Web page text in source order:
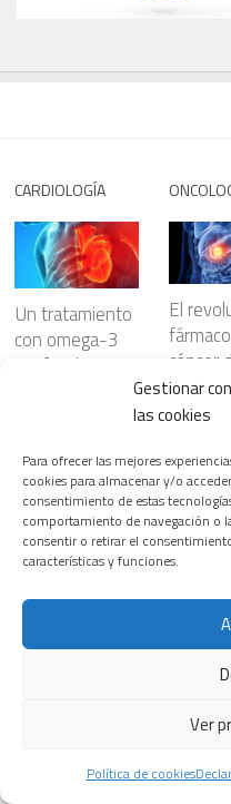
Gestionar
las cookies
Para ofrecer las mejores
cookies para almacenar y/o
consentimiento de estas
comportamiento de navegación o
consentir o retirar el
características y funciones.
Ver
Política de cookies
CARDIOLOGÍA
Un tratamiento
con omega-3
purificado
cardíaco tras un
directamente
sobre el
corazón
6 JUNIO, 2026
patrones del
El
cáncer
ya
28 JULIO,
para
cáncer
23 JULIO,